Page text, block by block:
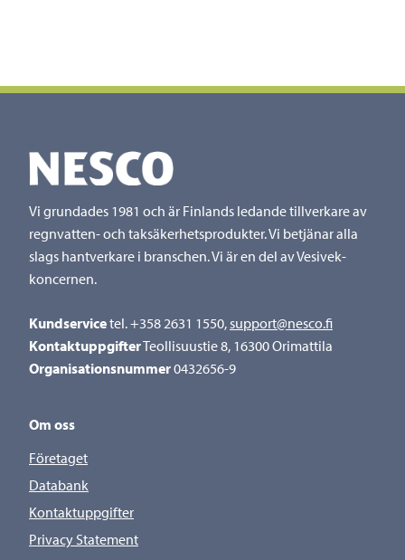
Vi grundades 1981 och är Finlands ledande tillverkare av
regnvatten- och taksäkerhetsprodukter. Vi betjänar alla
slags hantverkare i branschen. Vi är en del av Vesivek-
koncernen.
Kundservicetel. +358 2631 1550,support@nesco.fi
KontaktuppgifterTeollisuustie 8, 16300 Orimattila
Organisationsnummer0432656-9
Om oss
Företaget
Databank
Kontaktuppgifter
Privacy Statement